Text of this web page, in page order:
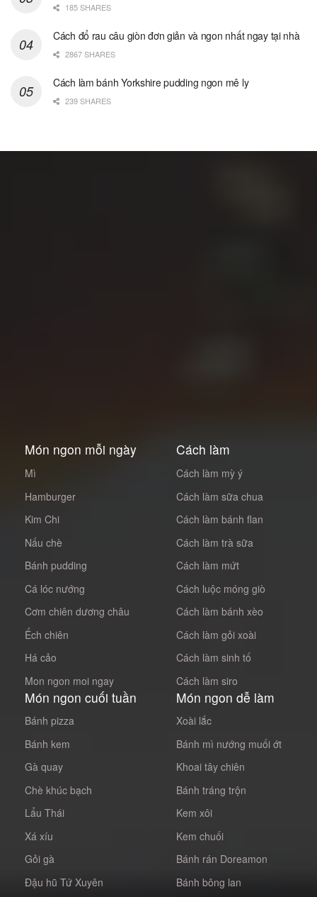
185 SHARES
Cách đổ rau câu giòn đơn giản và ngon nhất ngay tại nhà
2867 SHARES
Cách làm bánh Yorkshire pudding ngon mê ly
239 SHARES
Món ngon mỗi ngày
Mì
Hamburger
Kim Chi
Nấu chè
Bánh pudding
Cá lóc nướng
Cơm chiên dương châu
Ếch chiên
Há cảo
Mon ngon moi ngay
Cách làm
Cách làm mỳ ý
Cách làm sữa chua
Cách làm bánh flan
Cách làm trà sữa
Cách làm mứt
Cách luộc móng giò
Cách làm bánh xèo
Cách làm gỏi xoài
Cách làm sinh tố
Cách làm siro
Món ngon cuối tuần
Bánh pizza
Bánh kem
Gà quay
Chè khúc bạch
Lẩu Thái
Xá xíu
Gỏi gà
Đậu hũ Tứ Xuyên
Món ngon dễ làm
Xoài lắc
Bánh mì nướng muối ớt
Khoai tây chiên
Bánh tráng trộn
Kem xôi
Kem chuối
Bánh rán Doreamon
Bánh bông lan